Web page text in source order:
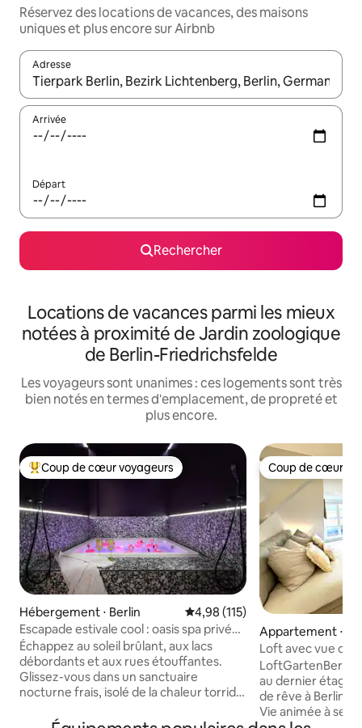
Réservez des locations de vacances, des maisons
uniques et plus encore sur Airbnb
Adresse
Lorsque les résultats s'affichent, utilisez les flèches vers le
Arrivée
Départ
Rechercher
Locations de vacances parmi les mieux
notées à proximité de Jardin zoologique
de Berlin-Friedrichsfelde
Les voyageurs sont unanimes : ces logements sont très
bien notés en termes d'emplacement, de propreté et
plus encore.
Coups de cœur voyageurs les plus appréciés
Coup de cœur voyageurs
Hébergement ⋅ Berlin Évaluation moyenne sur la
4,98 (115)
Escapade estivale cool : oasis spa privée
à Kreuzberg
Échappez au soleil brûlant, aux lacs
débordants et aux rues étouffantes.
Glissez-vous dans un sanctuaire
nocturne frais, isolé de la chaleur torride
et bouillonnantes de votre jacuzzi privé
Coup de cœur
Coup de cœur
Appartement ⋅
Loft avec vue
Berlin Mitte !
LoftGartenBerlin
au dernier étage
de rêve à Berlin
Vie animée à